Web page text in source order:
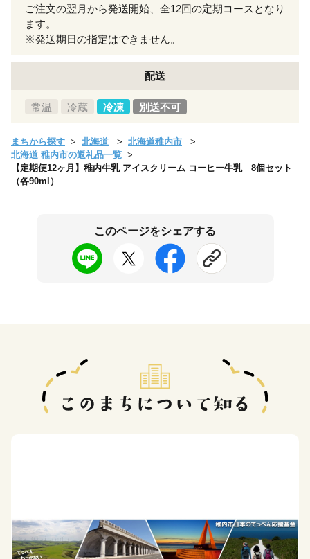
ご注文の翌月から発送開始、全12回の定期コースとなり
ます。
※発送期日の指定はできません。
配送
常温 冷蔵 冷凍 別送不可
まちから探す 北海道
北海道稚内市
北海道 稚内市の返礼品一覧
【定期便12ヶ月】稚内牛乳 アイスクリーム コーヒー牛乳 8個セット
（各90ml）
このページをシェアする